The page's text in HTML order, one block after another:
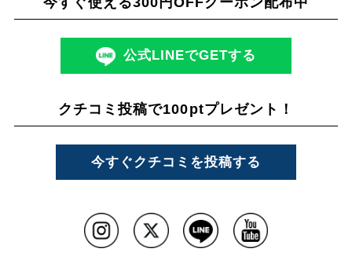
公式LINEでGETする
クチコミ投稿で100ptプレゼント！
今すぐクチコミを投稿する